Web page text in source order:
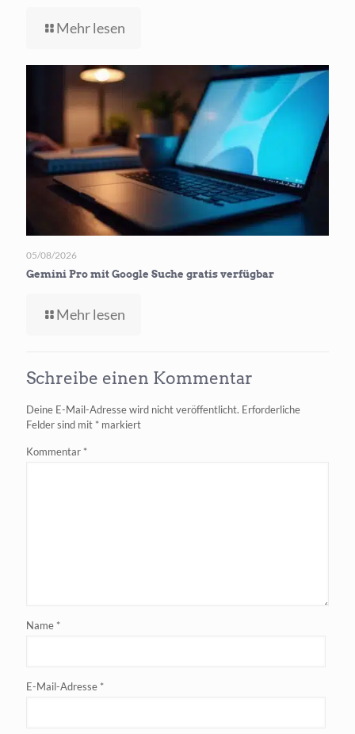
Mehr lesen
Terra
Kosten
für User
05/08/2026
Gemini Pro mit Google Suche gratis verfügbar
Mehr lesen
Google
gratis
verfügbar
Schreibe einen Kommentar
Deine E-Mail-Adresse wird nicht veröffentlicht. Erforderliche
Felder sind mit * markiert
Kommentar *
Name *
E-Mail-Adresse *